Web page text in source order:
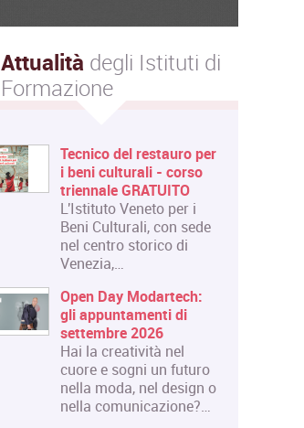
Attualità degli Istituti di
Formazione
Tecnico del restauro per
i beni culturali - corso
triennale GRATUITO
L'Istituto Veneto per i
Beni Culturali, con sede
nel centro storico di
Venezia,…
Open Day Modartech:
gli appuntamenti di
settembre 2026
Hai la creatività nel
cuore e sogni un futuro
nella moda, nel design o
nella comunicazione?…